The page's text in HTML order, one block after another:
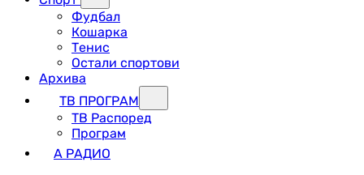
Фудбал
Кошарка
Тенис
Остали спортови
Архива
ТВ ПРОГРАМ
ТВ Распоред
Програм
А РАДИО